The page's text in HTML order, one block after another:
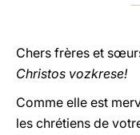
Chers frères et
Christos vozkrese!
Comme elle est
les chrétiens de